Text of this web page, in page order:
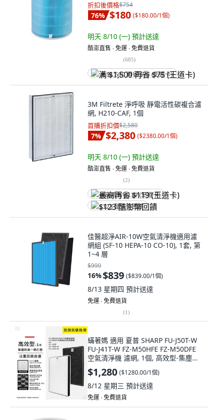
折扣後價格$754
76% $180 ($180.00/1個)
明天 8/10 (一) 預計送達
酷澎直售 ∙ 免運 ∙ 免費退貨
(685)
满 $1,500 再省 $75 (王道卡)
3M Filtrete 淨呼吸 靜電活性碳複合濾
網, H210-CAF, 1個
首購折扣價$2,580
7% $2,380 ($2380.00/1個)
明天 8/10 (一) 預計送達
酷澎直售 ∙ 免運 ∙ 免費退貨
(2)
最高再省 $119 (王道卡)
$123 酷澎幣回饋
佳醫超淨AIR-10W空氣清淨機適用濾
網組 (SF-10 HEPA-10 CO-10), 1套, 第
1~4 層
$999
16%$839 ($839.00/1個)
8/13 星期四 預計送達
免運 ∙ 免費退貨
(1)
蟎著媽 適用 夏普 SHARP FU-J50T-W
FU-J41T-W FZ-M50HFE FZ-M50DFE
空氣清淨機 濾網, 1個, 高效型-集塵
HEPA+除臭顆粒碳/各一片
$1,280 ($1280.00/1個)
8/12 星期三 預計送達
免運 ∙ 免費退貨